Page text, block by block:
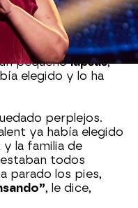
se ha acercado a
abrazarley
sido entonces
pequeñolapsus,
elegido y lo ha
perplejos.
ya había elegido
y la familia de
todos
parado los pies,
, le dice,